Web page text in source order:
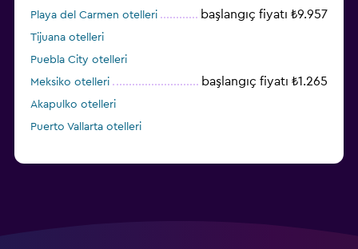
Playa del Carmen otelleri
başlangıç fiyatı ₺9.957
Tijuana otelleri
Puebla City otelleri
Meksiko otelleri
başlangıç fiyatı ₺1.265
Akapulko otelleri
Puerto Vallarta otelleri